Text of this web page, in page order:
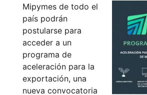
Mipymes de todo el
país podrán
postularse para
acceder a un
programa de
aceleración para la
exportación, una
nueva convocatoria